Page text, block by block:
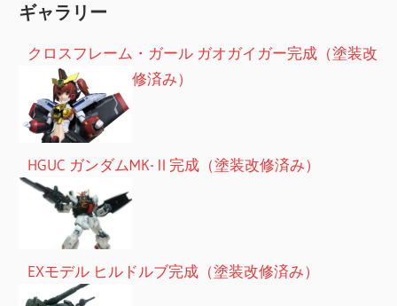
ギャラリー
クロスフレーム・ガール ガオガイガー完成（塗装改
修済み）
HGUC ガンダムMK-Ⅱ完成（塗装改修済み）
EXモデル ヒルドルブ完成（塗装改修済み）